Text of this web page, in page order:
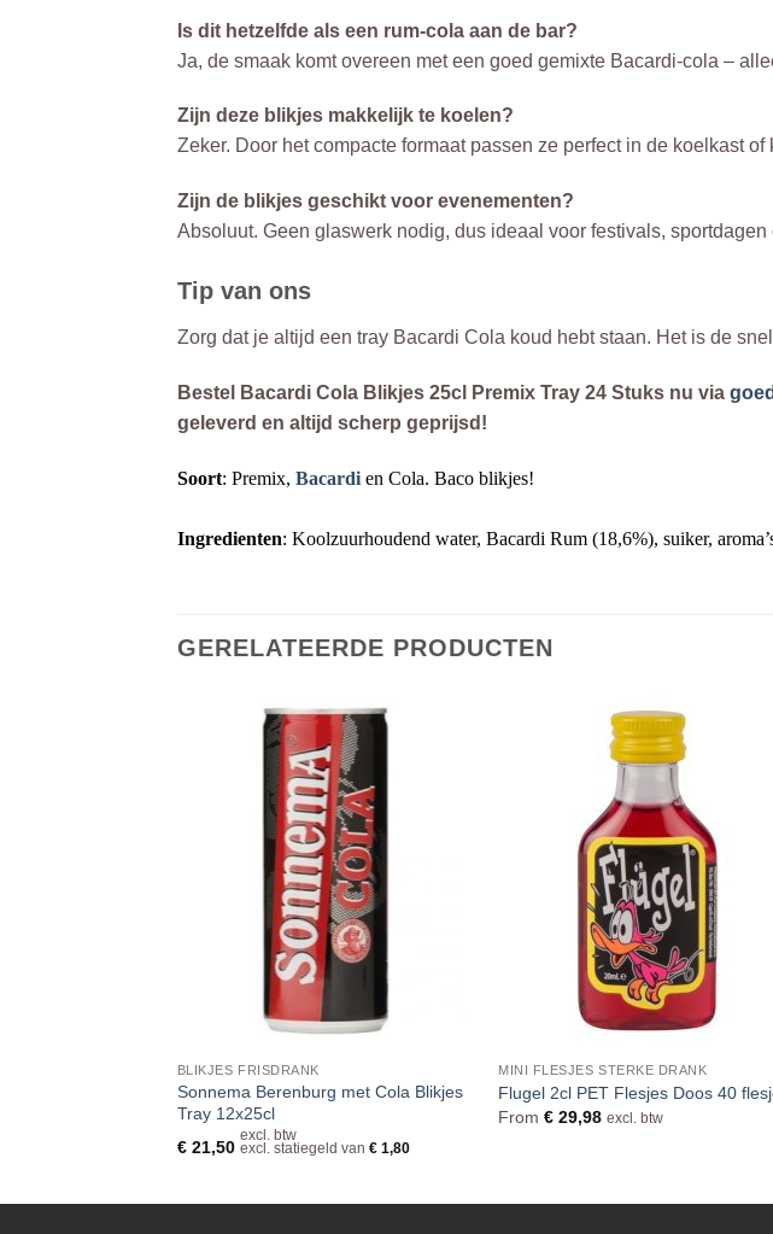
Is dit hetzelfde als een rum-cola aan de bar?
Ja, de smaak komt overeen met een goed gemixte Bacardi-cola –
Zijn deze blikjes makkelijk te koelen?
Zeker. Door het compacte formaat passen ze perfect in de koelkast of
Zijn de blikjes geschikt voor evenementen?
Absoluut. Geen glaswerk nodig, dus ideaal voor festivals, sportdagen
Tip van ons
Zorg dat je altijd een tray Bacardi Cola koud hebt staan. Het is de
Bestel Bacardi Cola Blikjes 25cl Premix Tray 24 Stuks nu via
geleverd en altijd scherp geprijsd!
Soort: Premix, Bacardi en Cola. Baco blikjes!
Ingredienten: Koolzuurhoudend water, Bacardi Rum (18,6%), suiker,
GERELATEERDE PRODUCTEN
BLIKJES FRISDRANK
Sonnema Berenburg met Cola Blikjes
Tray 12x25cl
€21,50
excl. btw
excl. statiegeld van €1,80
MINI FLESJES STERKE DRANK
Flugel 2cl PET Flesjes Doos 40
From€ 29,98 excl. btw